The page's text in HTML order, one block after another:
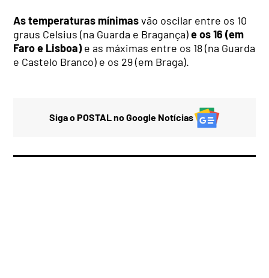
As temperaturas mínimasvão oscilar entre os 10
graus Celsius (na Guarda e Bragança)e os 16 (em
Faro e Lisboa)e as máximas entre os 18 (na Guarda
e Castelo Branco) e os 29 (em Braga).
Siga o POSTAL no Google Notícias